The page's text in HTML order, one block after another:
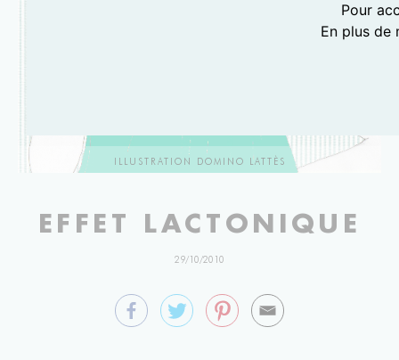
ILLUSTRATION DOMINO LATTÈS
EFFET LACTONIQUE
29/10/2010
Pour
En plus de